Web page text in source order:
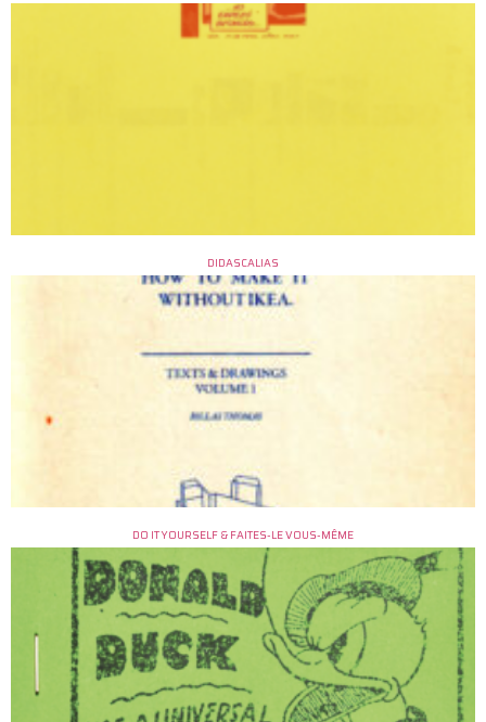
DIDASCALIAS
DO IT YOURSELF & FAITES-LE VOUS-MÊME